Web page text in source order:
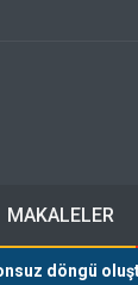
MAKALELER
döngü